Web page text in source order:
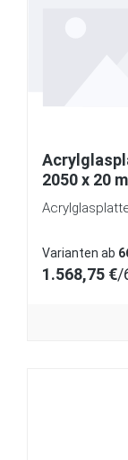
2050 x 20
Varianten ab
1.568,75 €/